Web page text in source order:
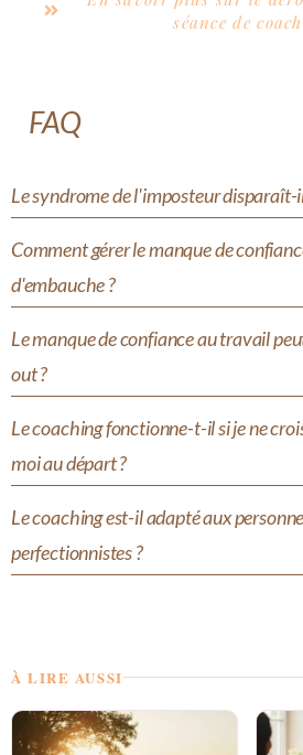
séance de
FAQ
Le syndrome de l'imposteur disparaît-
Comment gérer le manque de
d'embauche ?
Le manque de confiance au travail
out ?
Le coaching fonctionne-t-il si je ne
moi au départ ?
Le coaching est-il adapté aux
perfectionnistes ?
À LIRE AUSSI